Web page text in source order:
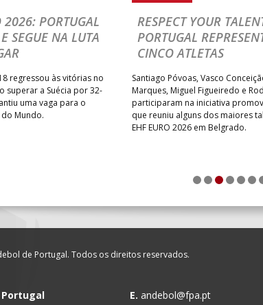
PÓVOA AC / Bodegão/CCR/Proteu _ - _
CD FEIRENSE /Movit _ - _
MADEIRA SAD
2026: PORTUGAL
SEGUE NA LUTA
regressou às vitórias no
superar a Suécia por 32-
uma vaga para o
Mundo.
RESPECT YOUR
PORTUGAL
CINCO ATLETAS
Santiago Póvoas, Vasco
Marques, Miguel Figueiredo e
participaram na iniciativa
que reuniu alguns dos maiores
EHF EURO 2026 em Belgrado.
1 2 3 4 5 6
de Portugal. Todos os direitos reservados.
Portugal
E. andebol@fpa.pt